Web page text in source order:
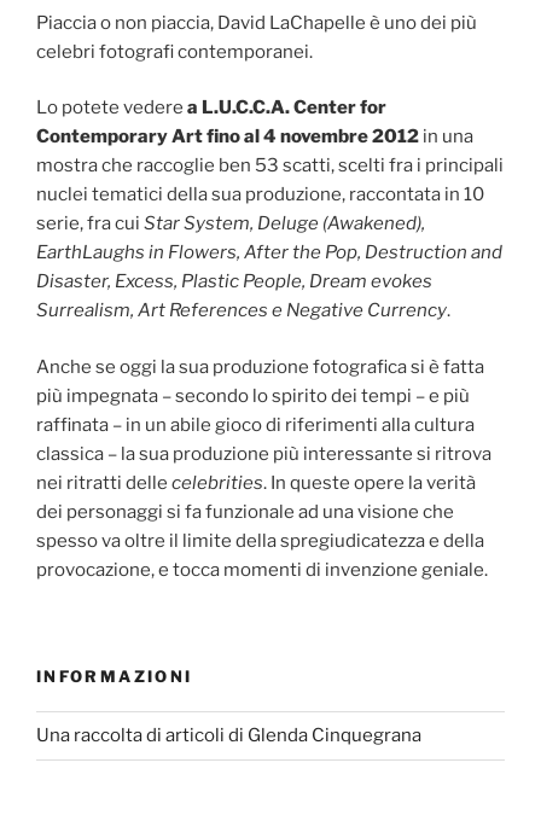
Piaccia o non piaccia, David LaChapelle è uno dei più
celebri fotografi contemporanei.
Lo potete vedere a L.U.C.C.A. Center for
Contemporary Art fino al 4 novembre 2012 in una
mostra che raccoglie ben 53 scatti, scelti fra i principali
nuclei tematici della sua produzione, raccontata in 10
serie, fra cui Star System, Deluge (Awakened),
EarthLaughs in Flowers, After the Pop, Destruction and
Disaster, Excess, Plastic People, Dream evokes
Surrealism, Art References e Negative Currency.
Anche se oggi la sua produzione fotografica si è fatta
più impegnata – secondo lo spirito dei tempi – e più
raffinata – in un abile gioco di riferimenti alla cultura
classica – la sua produzione più interessante si ritrova
nei ritratti delle celebrities. In queste opere la verità
dei personaggi si fa funzionale ad una visione che
spesso va oltre il limite della spregiudicatezza e della
provocazione, e tocca momenti di invenzione geniale.
INFORMAZIONI
Una raccolta di articoli di Glenda Cinquegrana